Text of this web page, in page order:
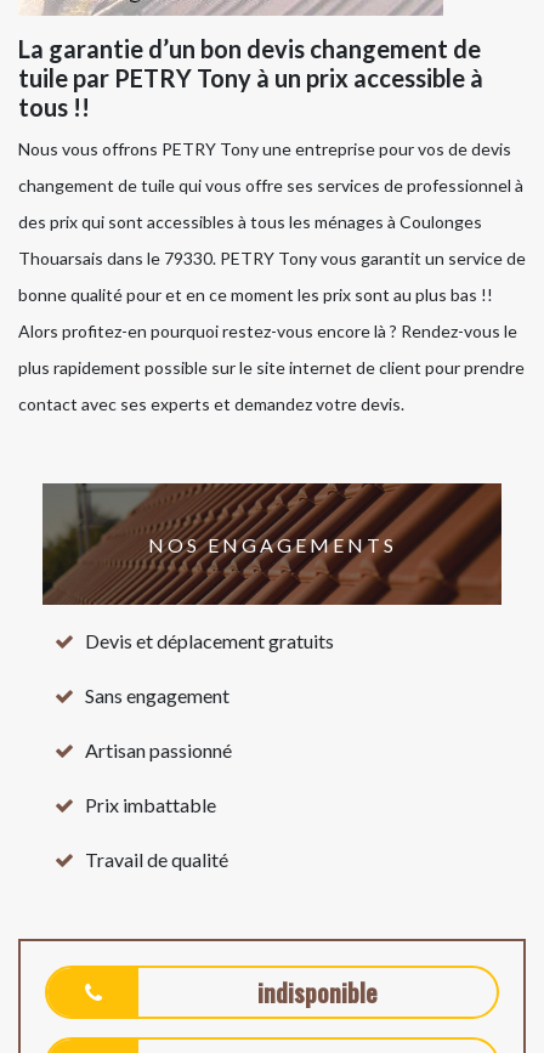
La garantie d’un bon devis changement de
tuile par PETRY Tony à un prix accessible à
tous !!
Nous vous offrons PETRY Tony une entreprise pour vos de devis
changement de tuile qui vous offre ses services de professionnel à
des prix qui sont accessibles à tous les ménages à Coulonges
Thouarsais dans le 79330. PETRY Tony vous garantit un service de
bonne qualité pour et en ce moment les prix sont au plus bas !!
Alors profitez-en pourquoi restez-vous encore là ? Rendez-vous le
plus rapidement possible sur le site internet de client pour prendre
contact avec ses experts et demandez votre devis.
NOS ENGAGEMENTS
Devis et déplacement gratuits
Sans engagement
Artisan passionné
Prix imbattable
Travail de qualité
indisponible